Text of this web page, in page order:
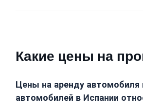
Какие цены на
Цены на аренду автомобиля
автомобилей в Испании